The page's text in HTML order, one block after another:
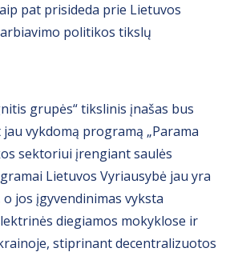
pat prisideda prie Lietuvos
politikos tikslų
grupės“ tikslinis įnašas bus
vykdomą programą „Parama
sektoriui įrengiant saulės
Lietuvos Vyriausybė jau yra
jos įgyvendinimas vyksta
diegiamos mokyklose ir
stiprinant decentralizuotos